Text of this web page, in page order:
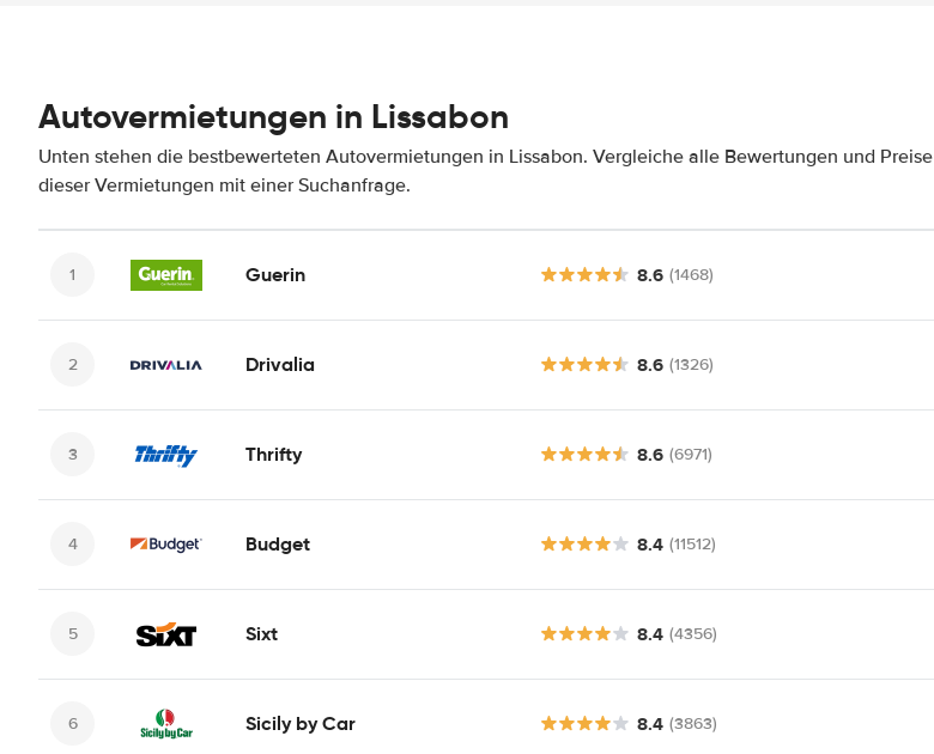
Autovermietungen in Lissabon
Unten stehen die bestbewerteten Autovermietungen in Lissabon. Vergleiche alle Bewertungen und Preise
dieser Vermietungen mit einer Suchanfrage.
Guerin 8.6 (1468)
Drivalia 8.6 (1326)
Thrifty 8.6 (6971)
Budget 8.4 (11512)
Sixt 8.4 (4356)
Sicily by Car 8.4 (3863)